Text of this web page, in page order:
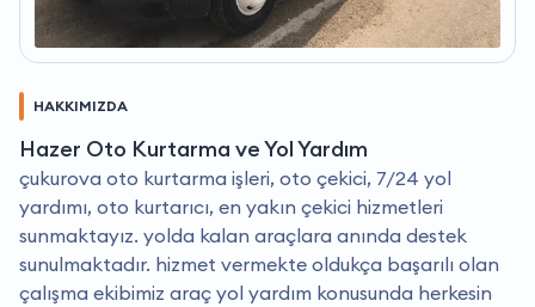
HAKKIMIZDA
Hazer Oto Kurtarma ve Yol Yardım
çukurova oto kurtarma işleri, oto çekici, 7/24 yol
yardımı, oto kurtarıcı, en yakın çekici hizmetleri
sunmaktayız. yolda kalan araçlara anında destek
sunulmaktadır. hizmet vermekte oldukça başarılı olan
çalışma ekibimiz araç yol yardım konusunda herkesin